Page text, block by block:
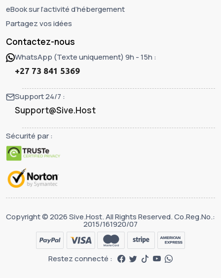
eBook sur l’activité d’hébergement
Partagez vos idées
Contactez-nous
WhatsApp (Texte uniquement) 9h - 15h :
+27 73 841 5369
Support 24/7 :
Support@Sive.Host
Sécurité par :
Copyright © 2026 Sive.Host. All Rights Reserved. Co.Reg.No.:
2015/161920/07
Restez connecté :